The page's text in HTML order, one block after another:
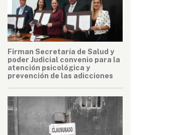
Firman Secretaría de Salud y
poder Judicial convenio para la
atención psicológica y
prevención de las adicciones